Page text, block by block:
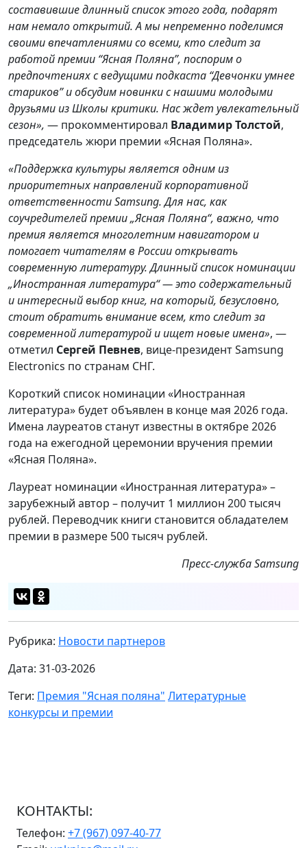
составившие длинный список этого года, подарят
нам немало открытий. А мы непременно поделимся
своими впечатлениями со всеми, кто следит за
работой премии “Ясная Поляна”, поспорим о
предпочтениях с ведущими подкаста “Девчонки умнее
стариков” и обсудим новинки с нашими молодыми
друзьями из Школы критики. Нас ждет увлекательный
сезон», — прокомментировал Владимир Толстой,
председатель жюри премии «Ясная Поляна».
«Поддержка культуры является одним из
приоритетных направлений корпоративной
ответственности Samsung. Для нас, как
соучредителей премии „Ясная Поляна“, важно, что
премия является многолетним навигатором и
помогает читателям в России открывать
современную литературу. Длинный список номинации
„Иностранная литература“ — это содержательный
и интересный выбор книг, на который, безусловно,
стоит обратить внимание всем, кто следит за
современной литературой и ищет новые имена», —
отметил Сергей Певнев, вице-президент Samsung
Electronics по странам СНГ.
Короткий список номинации «Иностранная
литература» будет объявлен в конце мая 2026 года.
Имена лауреатов станут известны в октябре 2026
года на ежегодной церемонии вручения премии
«Ясная Поляна».
Лауреат номинации «Иностранная литература» –
зарубежный автор – получит 1 миллион 200 тысяч
рублей. Переводчик книги становится обладателем
премии в размере 500 тысяч рублей.
Пресс-службаSamsung
Рубрика: Новости партнеров
Дата: 31-03-2026
Теги: Премия "Ясная поляна" Литературные
конкурсы и премии
КОНТАКТЫ:
Телефон: +7 (967) 097-40-77